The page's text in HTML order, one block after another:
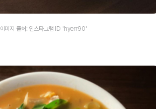
이미지 출처: 인스타그램 ID 'hyerr90'